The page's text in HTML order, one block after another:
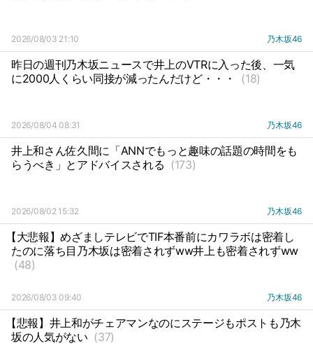
2026/08/03 21:10 乃木坂46
昨日の週刊乃木坂ニュースで井上のVTRに入った後、一気
に2000人くらい同接が減ったんだけど・・・
(18)
2026/08/04 08:31 乃木坂46
井上和さん佐久間に「ANNでもっと趣味の話題の時間をも
らうべき」とアドバイスされる (173)
2026/08/02 15:32 乃木坂46
【大悲報】めざましテレビでTIF本番前にカワラボは密着し
たのに落ち目乃木坂は密着されずww井上も密着されずww
(48)
2026/08/03 09:40 乃木坂46
【悲報】井上和がチェアマンなのにステージもポストも乃木
坂の人気がない (37)